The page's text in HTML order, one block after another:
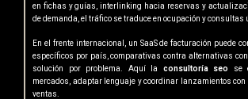
en fichas y guías, interlinking hacia reservas y
de demanda, el tráfico se traduce en ocupación y consultas
En el frente internacional, un SaaS de facturación puede
específicos por país, comparativas contra alternativas
solución por problema. Aquí la consultoría seo se
mercados, adaptar lenguaje y coordinar lanzamientos con
ventas.